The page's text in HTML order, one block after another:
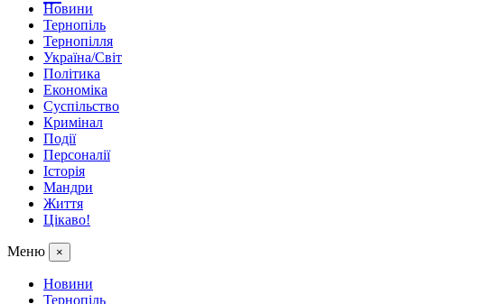
Новини
Тернопіль
Тернопілля
Україна/Світ
Політика
Економіка
Суспільство
Кримінал
Події
Персоналії
Історія
Мандри
Життя
Цікаво!
Меню ×
Новини
Тернопіль